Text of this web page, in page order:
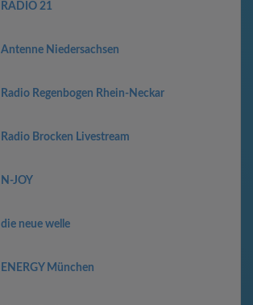
RADIO 21
Antenne Niedersachsen
Radio Regenbogen Rhein-Neckar
Radio Brocken Livestream
N-JOY
die neue welle
ENERGY München